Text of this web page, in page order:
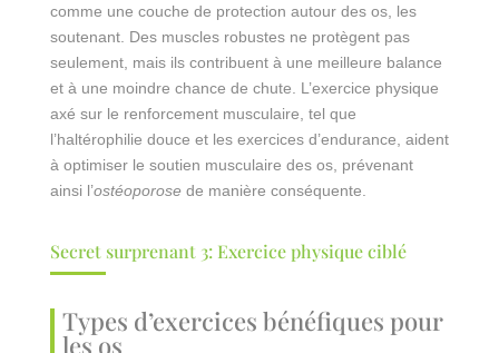
comme une couche de protection autour des os, les
soutenant. Des muscles robustes ne protègent pas
seulement, mais ils contribuent à une meilleure balance
et à une moindre chance de chute. L’exercice physique
axé sur le renforcement musculaire, tel que
l’haltérophilie douce et les exercices d’endurance, aident
à optimiser le soutien musculaire des os, prévenant
ainsi l’ostéoporosede manière conséquente.
Secret surprenant 3: Exercice physique ciblé
Types d’exercices bénéfiques pour
les os